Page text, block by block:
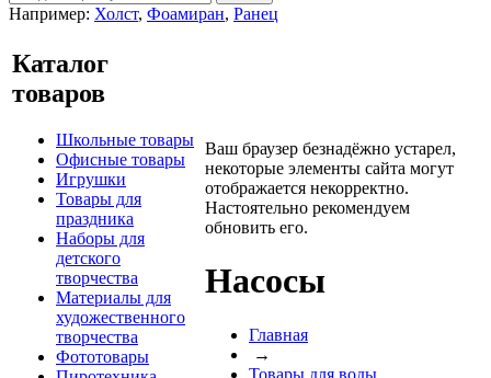
Например: Холст, Фоамиран, Ранец
Каталог
товаров
Школьные товары
Офисные товары
Игрушки
Товары для
праздника
Наборы для
детского
творчества
Материалы для
художественного
творчества
Фототовары
Ваш браузер безнадёжно устарел,
некоторые элементы сайта могут
отображается некорректно.
Настоятельно рекомендуем
обновить его.
Насосы
Главная
→
Товары для воды